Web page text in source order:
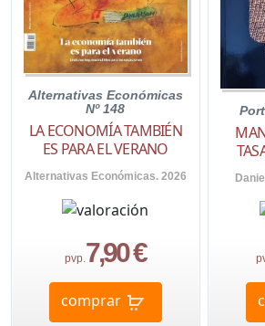
Alternativas Económicas
Nº 148
LA ECONOMÍA TAMBIÉN
ES PARA EL VERANO
Alternativas Económicas. 2026
pvp.7,90 €
comprar